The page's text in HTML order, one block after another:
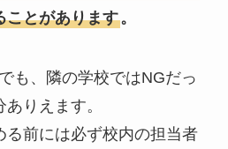
ことがあります。
も、隣の学校ではNGだっ
りえます。
る前には必ず校内の担当者